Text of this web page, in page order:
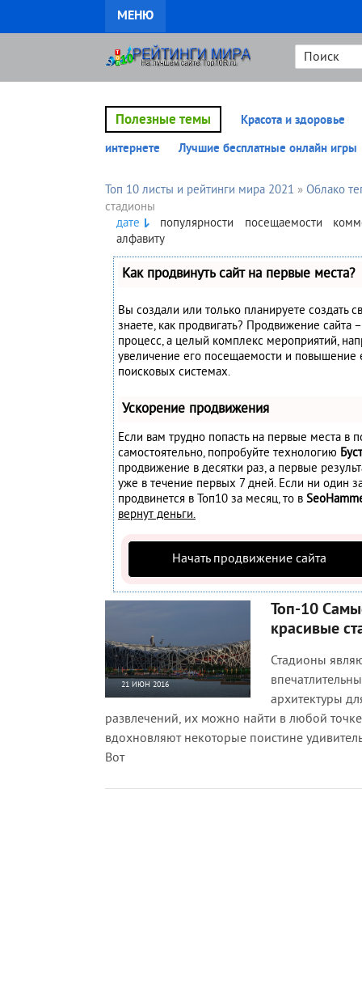
МЕНЮ
Полезные темы
Красота и здоровье
интернете
Лучшие бесплатные онлайн игры
Топ 10 листы и рейтинги мира 2021 » Облако
стадионы
дате
популярности посещаемости
алфавиту
Как продвинуть сайт на первые места?
Вы создали или только планируете создать
знаете, как продвигать? Продвижение сайта
процесс, а целый комплекс мероприятий,
увеличение его посещаемости и повышение
поисковых системах.
Ускорение продвижения
Если вам трудно попасть на первые места в
самостоятельно, попробуйте технологию Буст
продвижение в десятки раз, а первые
уже в течение первых 7 дней. Если ни один
продвинется в Топ10 за месяц, то в
вернут деньги.
Начать продвижение сайта
21 ИЮН 2016
Топ-10
красивые
Стадионы
архитектуры
развлечений, их можно найти в любой
вдохновляют некоторые поистине
Вот